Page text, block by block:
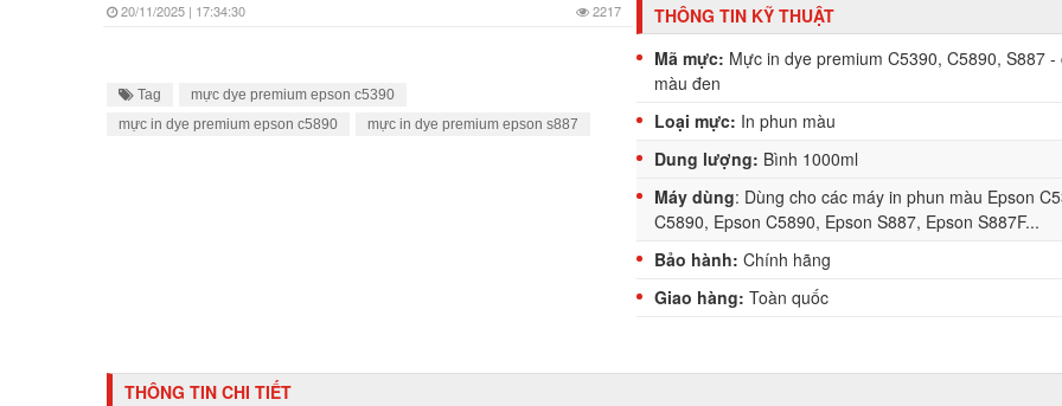
20/11/2025 | 17:34:30 2217
Tag
mực dye premium epson c5390
mực in dye premium epson c5890
mực in dye premium epson s887
THÔNG TIN KỸ THUẬT
Mã mực: Mực in dye premium C5390, C5890, S887 -
màu đen
Loại mực: In phun màu
Dung lượng: Bình 1000ml
Máy dùng: Dùng cho các máy in phun màu Epson
C5890, Epson C5890, Epson S887, Epson S887F...
Bảo hành: Chính hãng
Giao hàng: Toàn quốc
THÔNG TIN CHI TIẾT